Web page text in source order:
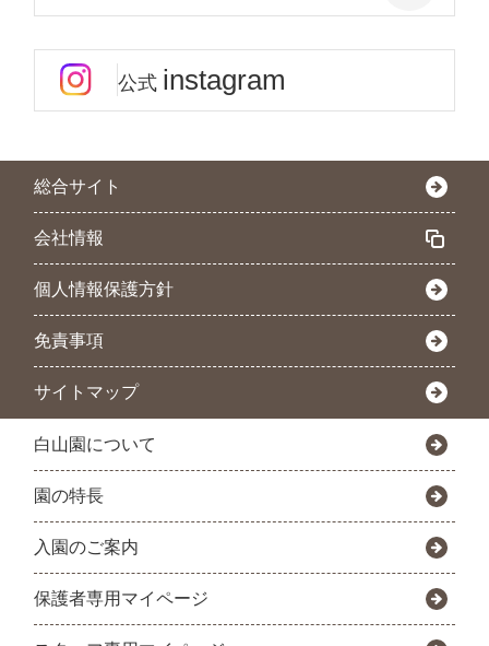
公式 instagram
総合サイト
会社情報
個人情報保護方針
免責事項
サイトマップ
白山園について
園の特長
入園のご案内
保護者専用マイページ